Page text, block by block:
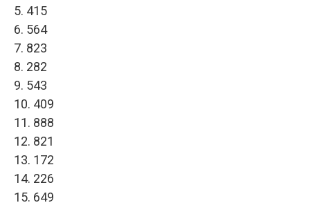
5. 415
6. 564
7. 823
8. 282
9. 543
10. 409
11. 888
12. 821
13. 172
14. 226
15. 649